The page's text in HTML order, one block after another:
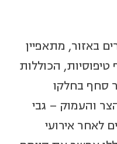
באזור, מתאפיין
הכוללות
סחף בחלקו
והעמוק – גבי
לאחר אירועי